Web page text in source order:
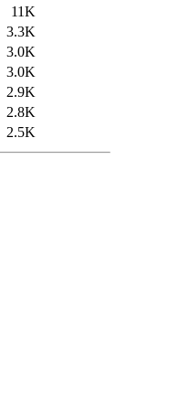
11K
3.3K
3.0K
3.0K
2.9K
2.8K
2.5K